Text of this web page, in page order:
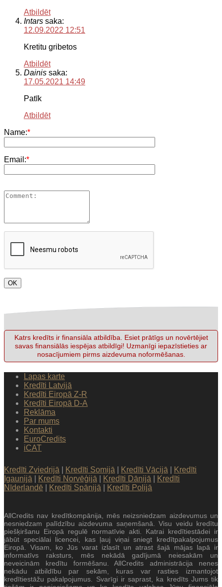
Atbildēt
Intars saka:
12.09.2022 12:51
Kretitu gribetos
Atbildēt
Dainis saka:
17.05.2021 14:49
Patīk
Atbildēt
Name:*
Email:*
Katrs kredīts ir finansiāla atbildība. Esiet prātīgs un novērtējiet
savas finansiālās iespējas atbildīgi! Uzmanīgi iepazīstieties ar
nosacījumiem pirms aizdevuma noformēšanas.
Lapas karte
Kredīti Latvijā
Kredīti Eiropā Z-R
Kredīti Eiropā D-A
Reklāma
Par mums
Kontakti
EuroCredits
iCAT
Kredīti Zviedrijā Kredīti Somijā Kredīti Vācijā
Kredīti
Igaunijā
Kredīti Norvēģijā Kredīti Dānijā
Kredīti
Nīderlandē
Kredīti Spānijā Kredīti Polijā
AllCredits nav kredītkompānija, mēs neizsniedzam aizdevumus un
nesniedzam palīdzību aizdevuma saņemšanā. Visu veidu kredītu
piešķiršanu Eiropā regulē normatīvie akti. Katrai kredītiestādei ir
jābūt speciālai licencei, kas ļauj viņai sniegt kredītpakalpojumus
Eiropā. Visam, ko Jūs varat izlasīt un atrast šajā mājas lapā ir
informatīvs raksturs, mēs nekādā gadījumā neiesakām un
neveicinām kredītu formēšanu. AllCredits administrācija nenes
nekādu atbildību par sekām, kuras var rasties izmantojot
kredītiestāžu pakalpojumus. Svarīgi ir saprast, ka kredīts Jums tik